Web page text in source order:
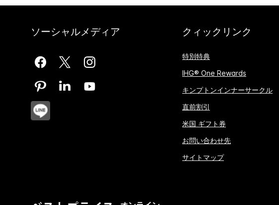
ソーシャルメディア クィックリンク
特別特典
IHG® One Rewards
キンプトンインナーサークル
直前割引
米国 ギフト券
お問い合わせ先
サイトマップ